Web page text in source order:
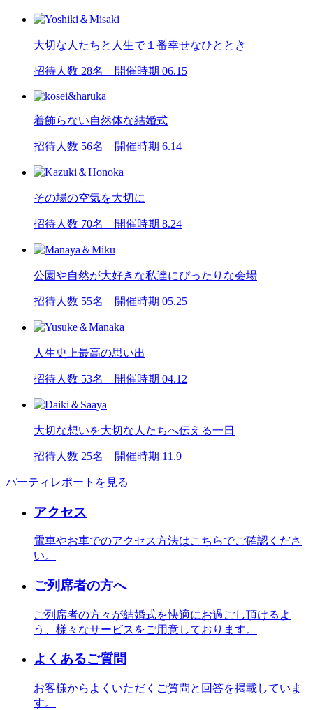
大切な人たちと人生で１番幸せなひととき
招待人数 28名 開催時期 06.15
着飾らない自然体な結婚式
招待人数 56名 開催時期 6.14
その場の空気を大切に
招待人数 70名 開催時期 8.24
公園や自然が大好きな私達にぴったりな会場
招待人数 55名 開催時期 05.25
人生史上最高の思い出
招待人数 53名 開催時期 04.12
大切な想いを大切な人たちへ伝える一日
招待人数 25名 開催時期 11.9
パーティレポートを見る
アクセス
電車やお車でのアクセス方法はこちらでご確認くださ
い。
ご列席者の方へ
ご列席者の方々が結婚式を快適にお過ごし頂けるよ
う、様々なサービスをご用意しております。
よくあるご質問
お客様からよくいただくご質問と回答を掲載していま
す。